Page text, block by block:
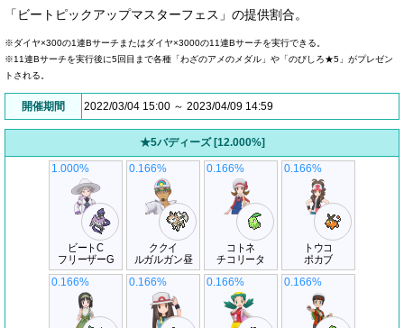
「ビートピックアップマスターフェス」の提供割合。
※ダイヤ×300の1連Bサーチまたはダイヤ×3000の11連Bサーチを実行できる。
※11連Bサーチを実行後に5回目まで各種「わざのアメのメダル」や「のびしろ★5」がプレゼン
トされる。
開催期間 2022/03/04 15:00 ～ 2023/04/09 14:59
★5バディーズ [12.000%]
ビートC
フリーザーG
1.000%
ククイ
ルガルガン昼
0.166%
コトネ
チコリータ
0.166%
トウコ
ポカブ
0.166%
0.166% 0.166% 0.166% 0.166%